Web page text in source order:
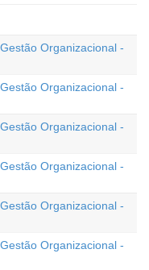
Organizacional -
Organizacional -
Organizacional -
Organizacional -
Organizacional -
Organizacional -